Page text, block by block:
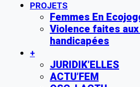
PROJETS
Femmes En
Violence faites
handicapées
+
JURIDIK’ELLES
ACTU’FEM